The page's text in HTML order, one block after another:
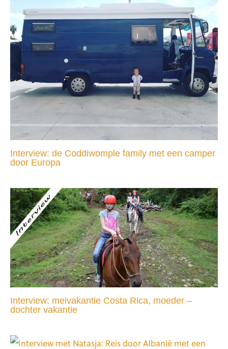
Interview: de Coddiwomple family met een camper
door Europa
Interview: meivakantie Costa Rica, moeder –
dochter vakantie